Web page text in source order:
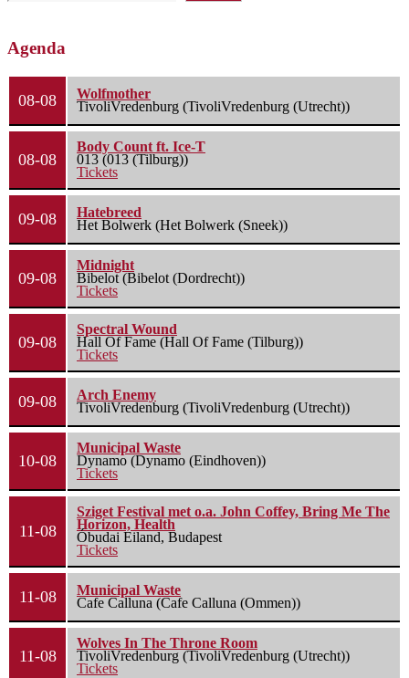
Agenda
08-08
Wolfmother
TivoliVredenburg (TivoliVredenburg (Utrecht))
08-08
Body Count ft. Ice-T
013 (013 (Tilburg))
Tickets
09-08
Hatebreed
Het Bolwerk (Het Bolwerk (Sneek))
09-08
Midnight
Bibelot (Bibelot (Dordrecht))
Tickets
09-08
Spectral Wound
Hall Of Fame (Hall Of Fame (Tilburg))
Tickets
09-08
Arch Enemy
TivoliVredenburg (TivoliVredenburg (Utrecht))
10-08
Municipal Waste
Dynamo (Dynamo (Eindhoven))
Tickets
11-08
Sziget Festival met o.a. John Coffey, Bring Me The
Horizon, Health
Óbudai Eiland, Budapest
Tickets
11-08
Municipal Waste
Cafe Calluna (Cafe Calluna (Ommen))
11-08
Wolves In The Throne Room
TivoliVredenburg (TivoliVredenburg (Utrecht))
Tickets